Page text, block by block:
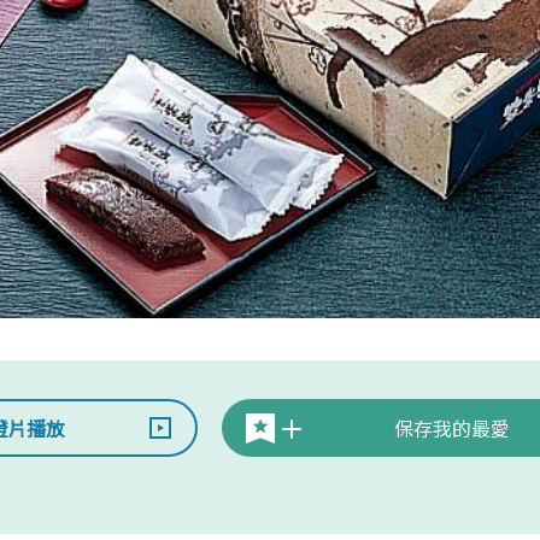
片播放 保存我的最愛